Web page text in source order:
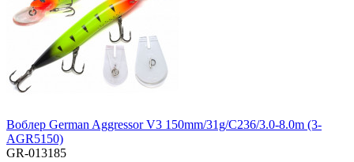
Воблер German Aggressor V3 150mm/31g/C236/3.0-8.0m (3-
AGR5150)
GR-013185